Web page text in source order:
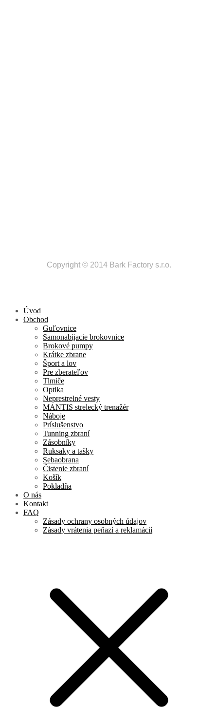
Copyright © 2014 Bark Factory s.r.o.
Úvod
Obchod
Guľovnice
Samonabíjacie brokovnice
Brokové pumpy
Krátke zbrane
Šport a lov
Pre zberateľov
Tlmiče
Optika
Neprestrelné vesty
MANTIS strelecký trenažér
Náboje
Príslušenstvo
Tunning zbraní
Zásobníky
Ruksaky a tašky
Sebaobrana
Čistenie zbraní
Košík
Pokladňa
O nás
Kontakt
FAQ
Zásady ochrany osobných údajov
Zásady vrátenia peňazí a reklamácií